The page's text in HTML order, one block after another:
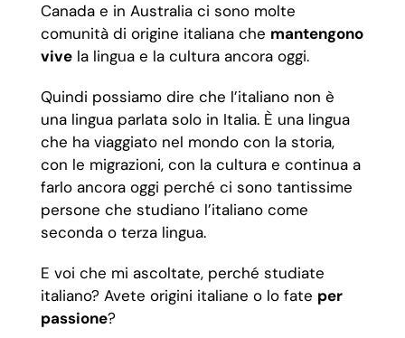
Canada e in Australia ci sono molte
comunità di origine italiana che mantengono
vivela lingua e la cultura ancora oggi.
Quindi possiamo dire che l’italiano non è
una lingua parlata solo in Italia. È una lingua
che ha viaggiato nel mondo con la storia,
con le migrazioni, con la cultura e continua a
farlo ancora oggi perché ci sono tantissime
persone che studiano l’italiano come
seconda o terza lingua.
E voi che mi ascoltate, perché studiate
italiano? Avete origini italiane o lo fate per
passione?